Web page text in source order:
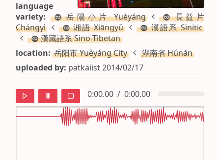
language
variety:
岳陽小片 Yuèyáng
長益片
Chángyì
湘語 Xiāngyǔ
漢語系 Sinitic
漢藏語系 Sino-Tibetan
location: 岳阳市 Yuèyáng City
湖南省 Húnán
uploaded by: patkaiist 2014/02/17
0:00.00 / 0:00.00